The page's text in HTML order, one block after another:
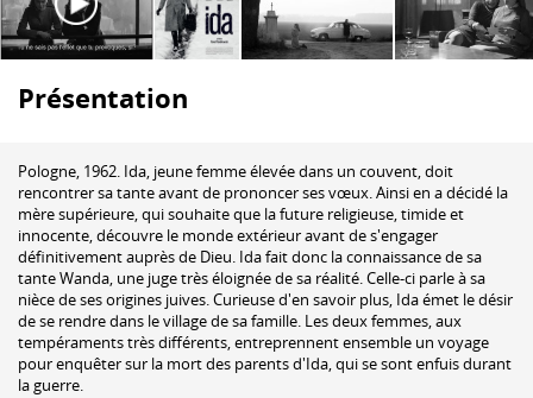
Présentation
Pologne, 1962. Ida, jeune femme élevée dans un couvent, doit
rencontrer sa tante avant de prononcer ses vœux. Ainsi en a décidé la
mère supérieure, qui souhaite que la future religieuse, timide et
innocente, découvre le monde extérieur avant de s'engager
définitivement auprès de Dieu. Ida fait donc la connaissance de sa
tante Wanda, une juge très éloignée de sa réalité. Celle-ci parle à sa
nièce de ses origines juives. Curieuse d'en savoir plus, Ida émet le désir
de se rendre dans le village de sa famille. Les deux femmes, aux
tempéraments très différents, entreprennent ensemble un voyage
pour enquêter sur la mort des parents d'Ida, qui se sont enfuis durant
la guerre.